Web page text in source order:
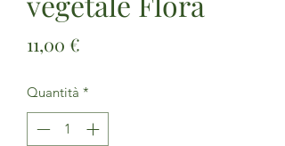
11,00 €
Quantità *